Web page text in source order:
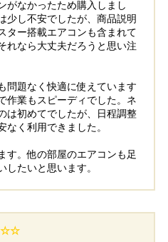
がなかったため購入しまし
少し不安でしたが、商品説明
ター搭載エアコンも含まれて
れなら大丈夫だろうと思い注
問題なく快適に使えています
作業もスピーディでした。ネ
は初めてでしたが、日程調整
く利用できました。
す。他の部屋のエアコンも足
したいと思います。